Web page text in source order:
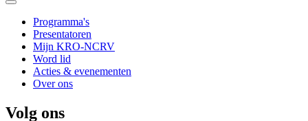
Programma's
Presentatoren
Mijn KRO-NCRV
Word lid
Acties & evenementen
Over ons
Volg ons